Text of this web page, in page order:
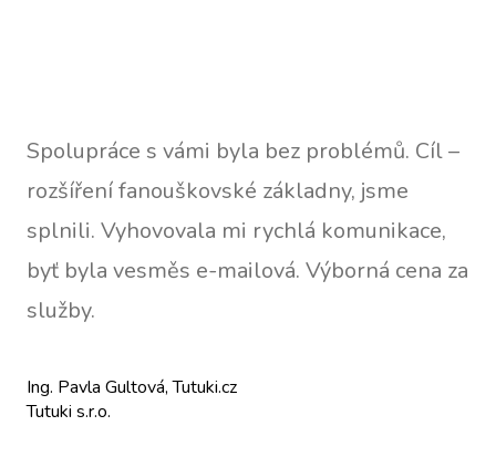
Spolupráce s vámi byla bez problémů. Cíl –
rozšíření fanouškovské základny, jsme
splnili. Vyhovovala mi rychlá komunikace,
byť byla vesměs e-mailová. Výborná cena za
služby.
Ing. Pavla Gultová, Tutuki.cz
Tutuki s.r.o.